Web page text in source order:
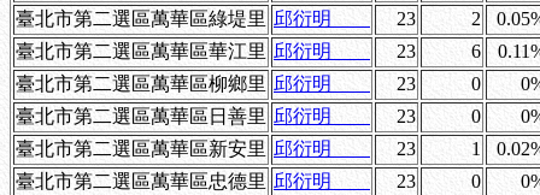
臺北市第二選區萬華區綠堤里 邱衍明 23 2
臺北市第二選區萬華區華江里 邱衍明 23 6
臺北市第二選區萬華區柳鄉里 邱衍明 23 0
臺北市第二選區萬華區日善里 邱衍明 23 0
臺北市第二選區萬華區新安里 邱衍明 23 1
臺北市第二選區萬華區忠德里 邱衍明 23 0